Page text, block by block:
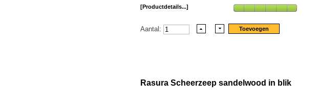
[Productdetails...]
Aantal:
Rasura Scheerzeep sandelwood in blik